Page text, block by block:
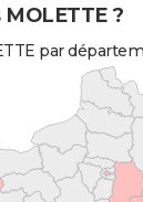
?
par